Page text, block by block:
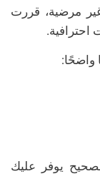
مرضية، قررت
واضحًا:
يوفر عليك